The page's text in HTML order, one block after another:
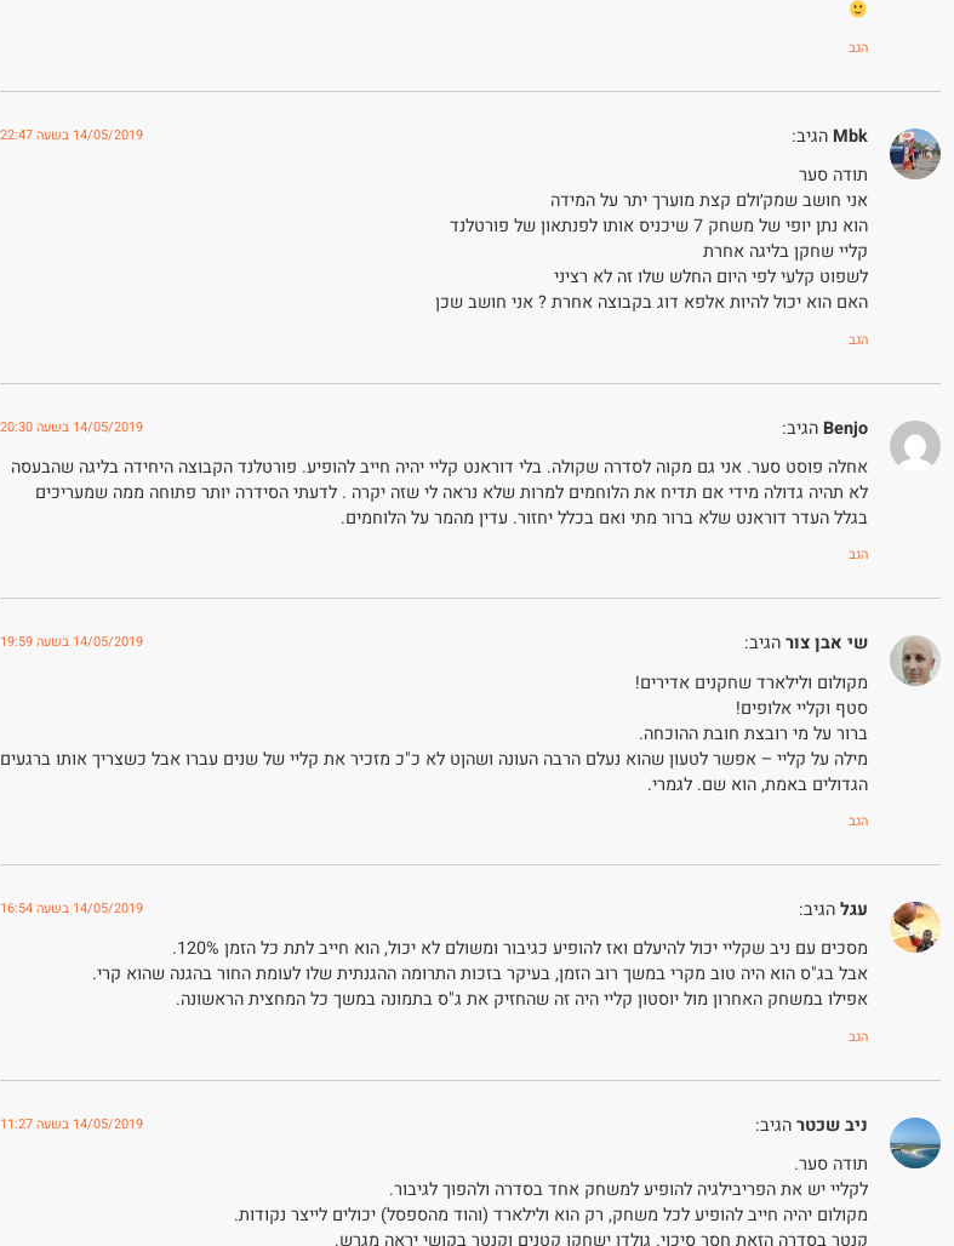
הגב
Mbk הגיב: 14/05/2019 בשעה 22:47
תודה סער
אני חושב שמק׳ולם קצת מוערך יתר על המידה
הוא נתן יופי של משחק 7 שיכניס אותו לפנתאון של פורטלנד
קליי שחקן בליגה אחרת
לשפוט קלעי לפי היום החלש שלו זה לא רציני
האם הוא יכול להיות אלפא דוג בקבוצה אחרת ? אני חושב שכן
הגב
Benjo הגיב: 14/05/2019 בשעה 20:30
אחלה פוסט סער. אני גם מקוה לסדרה שקולה. בלי דוראנט קליי יהיה חייב להופיע. פורטלנד הקבוצה היחידה בליגה שהבעסה
לא תהיה גדולה מידי אם תדיח את הלוחמים למרות שלא נראה לי שזה יקרה . לדעתי הסידרה יותר פתוחה ממה שמעריכים
בגלל העדר דוראנט שלא ברור מתי ואם בכלל יחזור. עדין מהמר על הלוחמים.
הגב
שי אבן צורהגיב: 14/05/2019 בשעה 19:59
מקולום ולילארד שחקנים אדירים!
סטף וקליי אלופים!
ברור על מי רובצת חובת ההוכחה.
מילה על קליי – אפשר לטעון שהוא נעלם הרבה העונה ושהןט לא כ"כ מזכיר את קליי של שנים עברו אבל כשצריך אותו ברגעים
הגדולים באמת, הוא שם. לגמרי.
הגב
עגלהגיב: 14/05/2019 בשעה 16:54
מסכים עם ניב שקליי יכול להיעלם ואז להופיע כגיבור ומשולם לא יכול, הוא חייב לתת כל הזמן 120%.
אבל בג"ס הוא היה טוב מקרי במשך רוב הזמן, בעיקר בזכות התרומה ההגנתית שלו לעומת החור בהגנה שהוא קרי.
אפילו במשחק האחרון מול יוסטון קליי היה זה שהחזיק את ג"ס בתמונה במשך כל המחצית הראשונה.
הגב
ניב שכטרהגיב: 14/05/2019 בשעה 11:27
תודה סער.
לקליי יש את הפריבילגיה להופיע למשחק אחד בסדרה ולהפוך לגיבור.
מקולום יהיה חייב להופיע לכל משחק, רק הוא ולילארד (והוד מהספסל) יכולים לייצר נקודות.
קנטר בסדרה הזאת חסר סיכוי. גולדן ישחקו קטנים וקנטר בקושי יראה מגרש.